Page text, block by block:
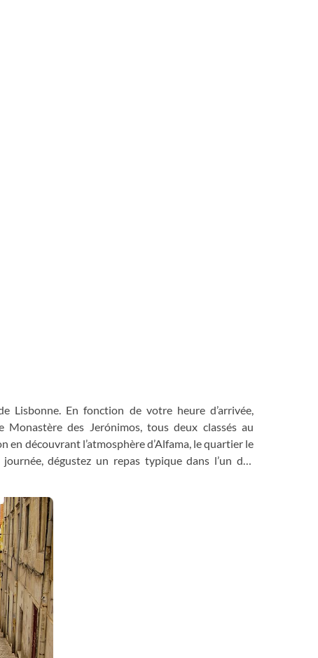
Lisbonne. En fonction de votre heure d’arrivée,
des Jerónimos, tous deux classés au
découvrant l’atmosphère d’Alfama, le quartier le
dégustez un repas typique dans l’un des